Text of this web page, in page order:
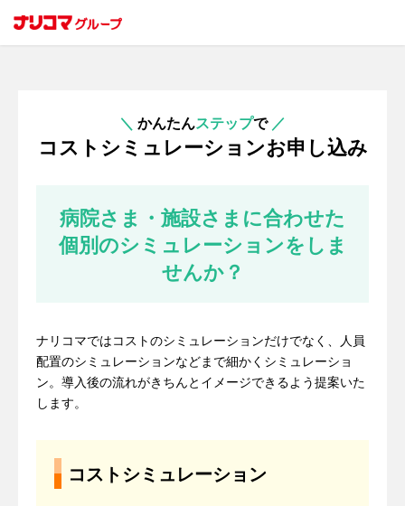
＼ かんたんステップで ／
コストシミュレーションお申し込み
病院さま・施設さまに合わせた
個別のシミュレーションをしま
せんか？
ナリコマではコストのシミュレーションだけでなく、人員
配置のシミュレーションなどまで細かくシミュレーショ
ン。導入後の流れがきちんとイメージできるよう提案いた
します。
コストシミュレーション